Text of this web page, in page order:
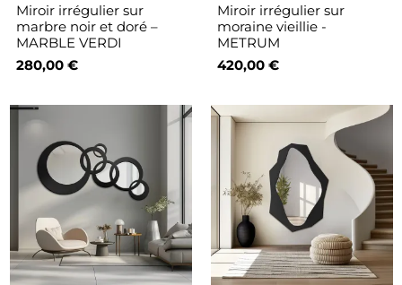
Miroir irrégulier sur
marbre noir et doré –
MARBLE VERDI
280,00 €
Miroir irrégulier sur
moraine vieillie -
METRUM
420,00 €